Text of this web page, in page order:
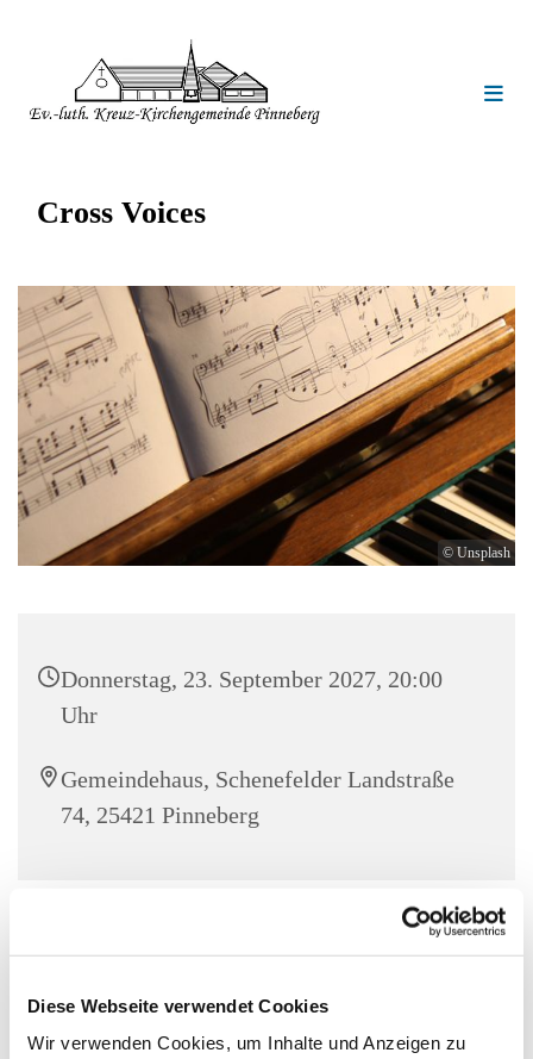
Diese Webseite verwendet Cookies
Wir verwenden Cookies, um Inhalte und Anzeigen zu
Cross Voices
© Unsplash
Donnerstag, 23. September 2027, 20:00
Uhr
Gemeindehaus, Schenefelder Landstraße
74, 25421 Pinneberg